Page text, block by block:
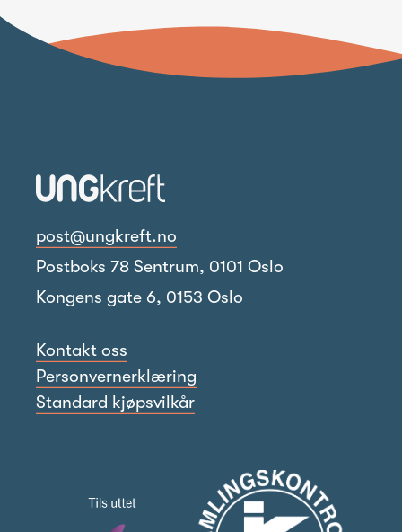
post@ungkreft.no
Postboks 78 Sentrum, 0101 Oslo
Kongens gate 6, 0153 Oslo
Kontakt oss
Personvernerklæring
Standard kjøpsvilkår